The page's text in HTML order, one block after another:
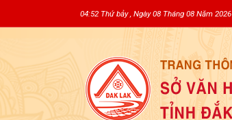
04:52 Thứ bảy , Ngày 08 Tháng 08 Năm 2026